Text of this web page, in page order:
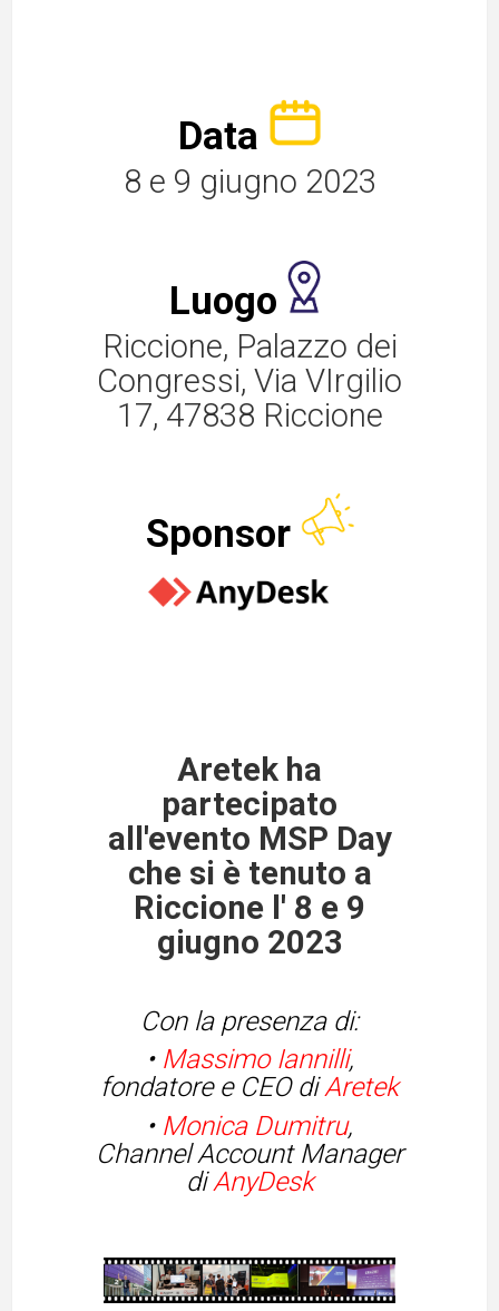
Data
8 e 9 giugno 2023
Luogo
Riccione, Palazzo dei
Congressi, Via VIrgilio
17, 47838 Riccione
Sponsor
Aretek ha
partecipato
all'evento MSP Day
che si è tenuto a
Riccione l' 8 e 9
giugno 2023
Con la presenza di:
•Massimo Iannilli,
fondatore e CEO diAretek
•Monica Dumitru,
Channel Account Manager
diAnyDesk